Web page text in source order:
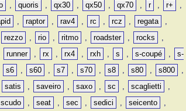
, quoris , qx30 , qx50 , qx70 , r , r+
,
, raptor , rav4 , rc , rcz , regata
,
rezzo , rio , ritmo , roadster , rocks
,
runner , rx , rx4 , rxh , s , s-coupé ,
s-
s6 , s60 , s7 , s70 , s8 , s80 , s800
,
satis , saveiro , saxo , sc , scaglietti
,
scudo , seat , sec , sedici , seicento
,